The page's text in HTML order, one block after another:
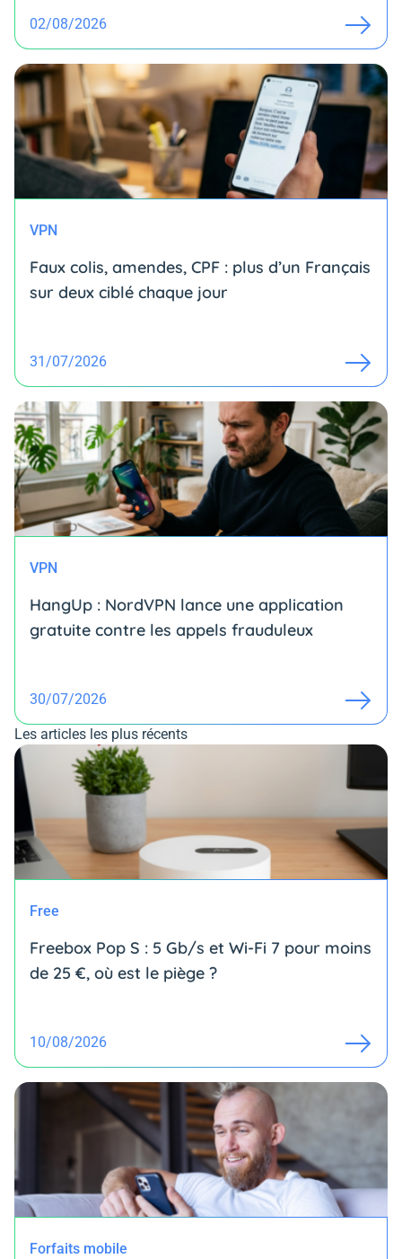
02/08/2026
VPN
Faux colis, amendes, CPF : plus d’un Français
sur deux ciblé chaque jour
31/07/2026
VPN
HangUp : NordVPN lance une application
gratuite contre les appels frauduleux
30/07/2026
Les articles les plus récents
Free
Freebox Pop S : 5 Gb/s et Wi-Fi 7 pour moins
de 25 €, où est le piège ?
10/08/2026
Forfaits mobile